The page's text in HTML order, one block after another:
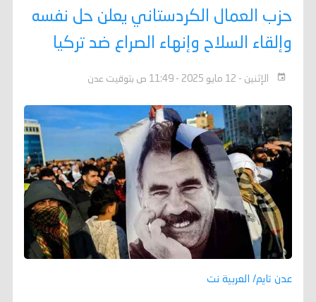
حزب العمال الكردستاني يعلن حل نفسه
وإلقاء السلاح وإنهاء الصراع ضد تركيا
الإثنين - 12 مايو 2025 - 11:49 ص بتوقيت عدن
عدن تايم/ العربية نت